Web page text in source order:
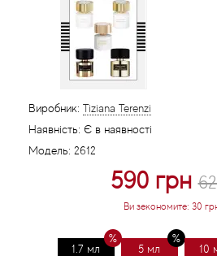
Виробник: Tiziana Terenzi
Наявність: Є в наявності
Модель: 2612
590 грн
Ви зекономите: 30
1.7 мл 5 мл 10